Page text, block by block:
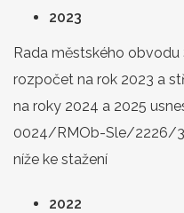
2023
Rada městského
rozpočet na rok 2023 a
na roky 2024 a 2025
0024/RMOb-Sle/2226/3
níže ke stažení
2022